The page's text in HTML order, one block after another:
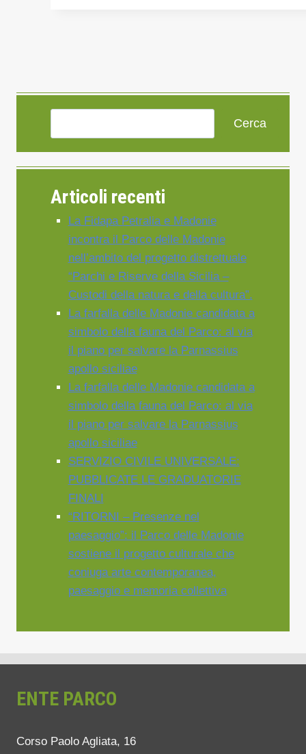
Cerca
Articoli recenti
La Fidapa Petralia e Madonie
incontra il Parco delle Madonie
nell’ambito del progetto distrettuale
“Parchi e Riserve della Sicilia –
Custodi della natura e della cultura”.
La farfalla delle Madonie candidata a
simbolo della fauna del Parco: al via
il piano per salvare la Parnassius
apollo siciliae
La farfalla delle Madonie candidata a
simbolo della fauna del Parco: al via
il piano per salvare la Parnassius
apollo siciliae
SERVIZIO CIVILE UNIVERSALE:
PUBBLICATE LE GRADUATORIE
FINALI
“RITORNI – Presenze nel
paesaggio”: il Parco delle Madonie
sostiene il progetto culturale che
coniuga arte contemporanea,
paesaggio e memoria collettiva
ENTE PARCO
Corso Paolo Agliata, 16